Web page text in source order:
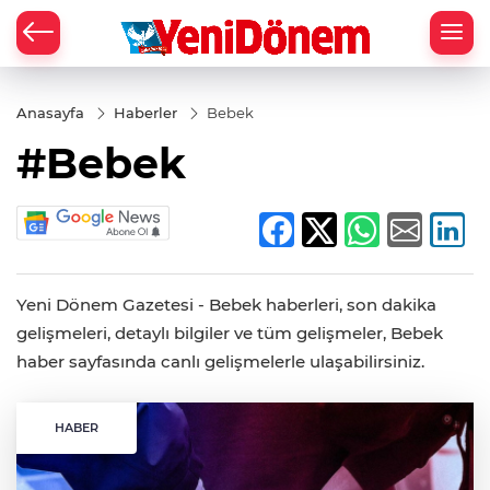
Anasayfa Haberler Bebek
#Bebek
Yeni Dönem Gazetesi - Bebek haberleri, son dakika
gelişmeleri, detaylı bilgiler ve tüm gelişmeler, Bebek
haber sayfasında canlı gelişmelerle ulaşabilirsiniz.
HABER